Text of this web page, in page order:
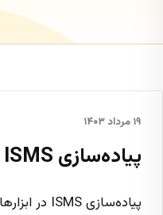
۱۹ مرداد ۱۴۰۳
پیاده‌سازی ISMS در ابزارهای ITIL